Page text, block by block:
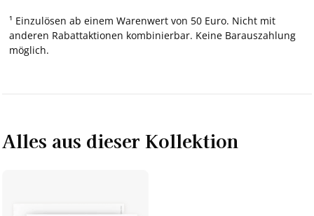
¹ Einzulösen ab einem Warenwert von 50 Euro. Nicht mit
anderen Rabattaktionen kombinierbar. Keine Barauszahlung
möglich.
Alles aus dieser Kollektion